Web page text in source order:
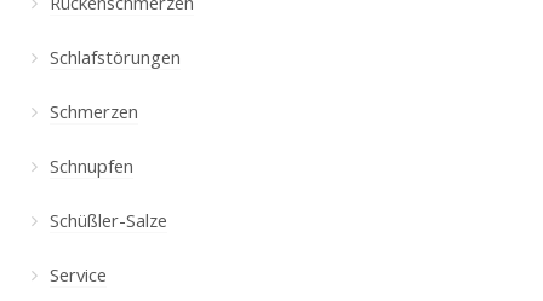
Schlafstörungen
Schmerzen
Schnupfen
Schüßler-Salze
Service